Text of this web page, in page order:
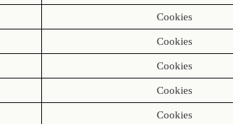
Cookies
Cookies
Cookies
Cookies
Cookies